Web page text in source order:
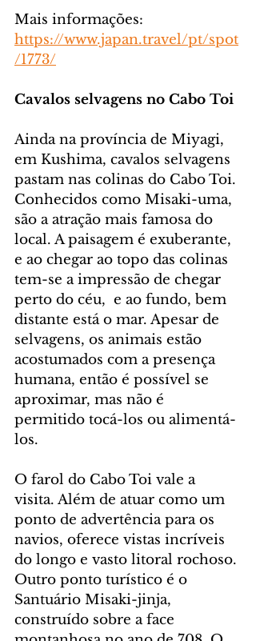
Mais informações:
https://www.japan.travel/pt/spot
/1773/
Cavalos selvagens no Cabo Toi
Ainda na província de Miyagi,
em Kushima, cavalos selvagens
pastam nas colinas do Cabo Toi.
Conhecidos como Misaki-uma,
são a atração mais famosa do
local. A paisagem é exuberante,
e ao chegar ao topo das colinas
tem-se a impressão de chegar
perto do céu,  e ao fundo, bem
distante está o mar. Apesar de
selvagens, os animais estão
acostumados com a presença
humana, então é possível se
aproximar, mas não é
permitido tocá-los ou alimentá-
los.
O farol do Cabo Toi vale a
visita. Além de atuar como um
ponto de advertência para os
navios, oferece vistas incríveis
do longo e vasto litoral rochoso.
Outro ponto turístico é o
Santuário Misaki-jinja,
construído sobre a face